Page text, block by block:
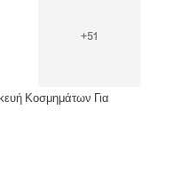
+51
Κοσμημάτων Για